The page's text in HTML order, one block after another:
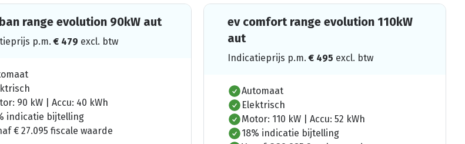
range evolution 90kW aut
p.m.€ 479 excl. btw
90 kW | Accu: 40 kWh
indicatie bijtelling
€ 27.095 fiscale waarde
ev comfort range evolution 110kW
aut
Indicatieprijs p.m.€ 495 excl. btw
Automaat
Elektrisch
Motor: 110 kW | Accu: 52 kWh
18% indicatie bijtelling